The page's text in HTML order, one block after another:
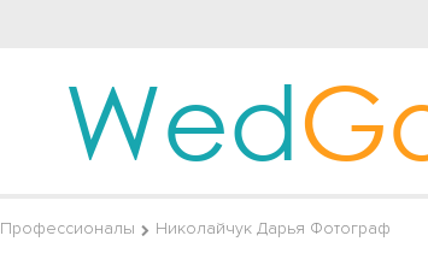
Wed
Профессионалы Николайчук Дарья Фотограф